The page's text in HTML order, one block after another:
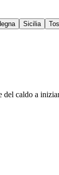
Sicilia
del caldo a